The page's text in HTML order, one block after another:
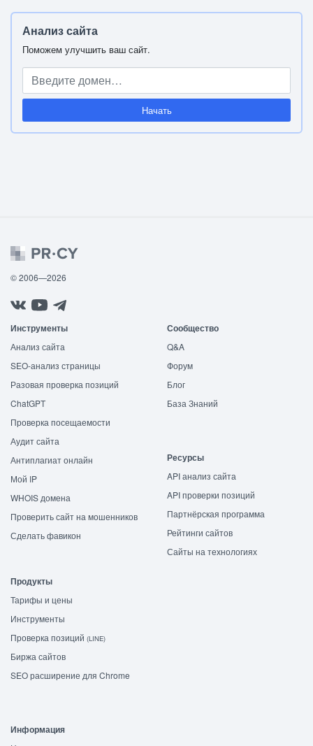
Анализ сайта
Поможем улучшить ваш сайт.
Начать
© 2006—2026
Инструменты
Анализ сайта
SEO-анализ страницы
Разовая проверка позиций
ChatGPT
Проверка посещаемости
Аудит сайта
Антиплагиат онлайн
Мой IP
WHOIS домена
Проверить сайт на мошенников
Сделать фавикон
Сообщество
Q&A
Форум
Блог
База Знаний
Ресурсы
API анализ сайта
API проверки позиций
Партнёрская программа
Рейтинги сайтов
Сайты на технологиях
Продукты
Тарифы и цены
Инструменты
Проверка позиций (LINE)
Биржа сайтов
SEO расширение для Chrome
Информация